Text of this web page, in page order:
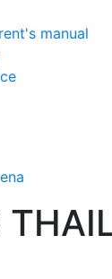
manual